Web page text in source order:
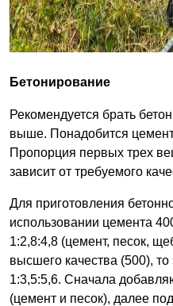
Бетонирование
Рекомендуется брать
выше. Понадобится
Пропорция первых трех
зависит от требуемого
Для приготовления
использовании цемента
1:2,8:4,8 (цемент, песок,
высшего качества (500), то
1:3,5:5,6. Сначала
(цемент и песок), далее